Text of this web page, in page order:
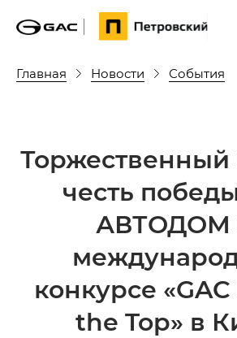
Главная Новости События
честь
АВТОДОМ
конкурсе
the Top» в